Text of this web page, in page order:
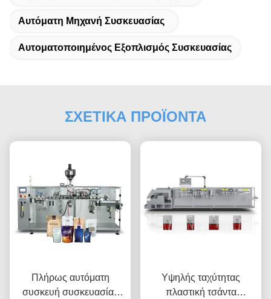
Αυτόματη Μηχανή Συσκευασίας
Αυτοματοποιημένος Εξοπλισμός Συσκευασίας
ΣΧΕΤΙΚΑ ΠΡΟΪΟΝΤΑ
Πλήρως αυτόματη
συσκευή συσκευασίας
Υψηλής ταχύτητας
πλαστική τσάντα